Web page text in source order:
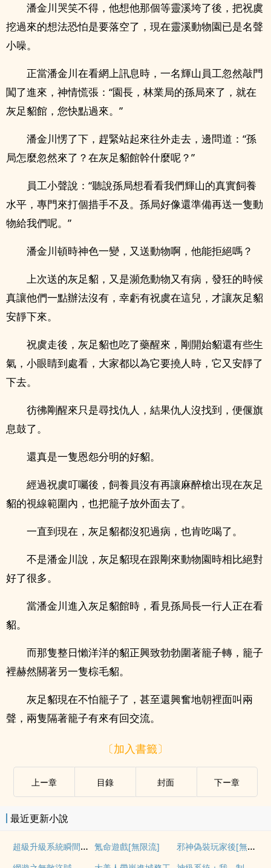
潘金川哭笑不得，他想他那個等靈溪垮了後，把祝虞
挖過來的想法恐怕是要落空了，現在靈溪動物園已是名聲
小噪。
正當潘金川在看網上訊息時，一名輝山員工忽然敲門
闖了進來，神情慌張：“園長，林業局的孫局來了，就在
灰足貂館，您快點過來。”
潘金川愣了下，趕緊站起來往外走去，邊問道：“孫
局怎麼忽然來了？在灰足貂館幹什麼呢？”
員工小聲說：“聽說孫局想看看我們輝山的真實飼養
水平，專門來打個措手不及。孫局好像還準備再送一隻動
物給我們呢。”
潘金川頓時神色一變，又送動物啊，他能拒絕嗎？
上次送的灰足貂，又是瀕危動物又有病，發狂的時候
真讓他們一點辦法沒有，幸虧有祝虞在這兒，才讓灰足貂
安靜下來。
祝虞走後，灰足貂也吃了藥醒來，剛開始貂還有些生
氣，小眼睛到處看，大家都以為它要撓人時，它又安靜了
下去。
彷彿剛醒來只是尋找仇人，結果仇人沒找到，便偃旗
息鼓了。
還真是一隻恩怨分明的好貂。
經過祝虞叮囑後，飼養員沒有再讓麻醉槍出現在灰足
貂的視線範圍內，也把籠子放外面去了。
一直到現在，灰足貂都沒犯過病，也肯吃喝了。
不是潘金川說，灰足貂現在跟剛來動物園時相比絕對
好了很多。
當潘金川進入灰足貂館時，看見孫局長一行人正在看
貂。
而那隻整日懶洋洋的貂正興致勃勃圍著籠子轉，籠子
裡赫然關著另一隻棕毛貂。
灰足貂現在不怕籠子了，甚至還興奮地朝裡面叫兩
聲，兩隻隔著籠子有來有回交流。
〔加入書籤〕
上ー章 目錄 封面 下ー章
最近更新小說
超級升級系統瞬間百倍暴擊 氪命遊戲[無限流] 邪神偽裝玩家後[無限]